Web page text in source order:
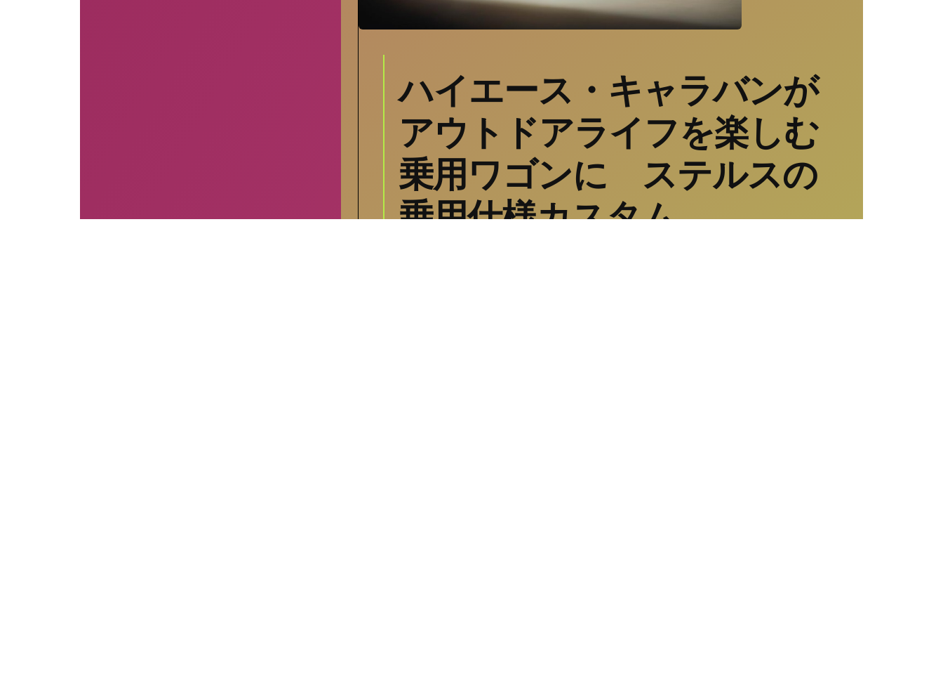
ハイエース・キャラバンが
アウトドアライフを楽しむ
乗用ワゴンに ステルスの
乗用仕様カスタム